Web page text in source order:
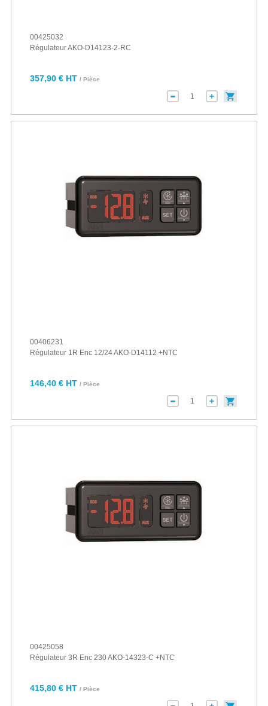
00425032
Régulateur AKO-D14123-2-RC
357,90 € HT / Pièce
00406231
Régulateur 1R Enc 12/24 AKO-D14112 +NTC
146,40 € HT / Pièce
00425058
Régulateur 3R Enc 230 AKO-14323-C +NTC
415,80 € HT / Pièce